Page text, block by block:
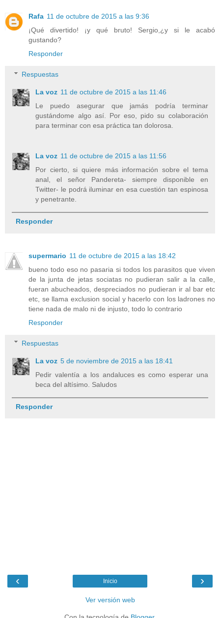
Rafa 11 de octubre de 2015 a las 9:36
¡Qué divertido! ¡y qué bruto! Sergio,¿y si le acabó
gustando?
Responder
Respuestas
La voz 11 de octubre de 2015 a las 11:46
Le puedo asegurar que jamás podría terminar
gustándome algo así. Por eso, pido su colaboración
para terminar con esa práctica tan dolorosa.
La voz 11 de octubre de 2015 a las 11:56
Por cierto, si quiere más información sobre el tema
anal, el señor Pandereta- siempre disponible en
Twitter- le podrá iluminar en esa cuestión tan espinosa
y penetrante.
Responder
supermario 11 de octubre de 2015 a las 18:42
bueno todo eso no pasaria si todos los parasitos que viven
de la junta de jetas sociatas no pudieran salir a la calle,
fueran abucheados, despreciados no pudieran ir al bar etc
etc, se llama exclusion social y hacerlo con los ladrones no
tiene nada de malo ni de injusto, todo lo contrario
Responder
Respuestas
La voz 5 de noviembre de 2015 a las 18:41
Pedir valentía a los andaluces es como esperar una
beca del altísimo. Saludos
Responder
‹ ›
Inicio
Ver versión web